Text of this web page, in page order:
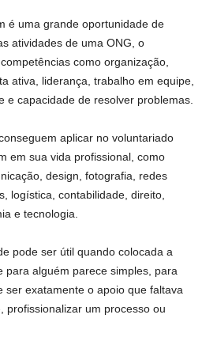
é uma grande oportunidade de
atividades de uma ONG, o
como organização,
ativa, liderança, trabalho em equipe,
e capacidade de resolver problemas.
aplicar no voluntariado
em sua vida profissional, como
design, fotografia, redes
logística, contabilidade, direito,
e tecnologia.
pode ser útil quando colocada a
para alguém parece simples, para
ser exatamente o apoio que faltava
profissionalizar um processo ou